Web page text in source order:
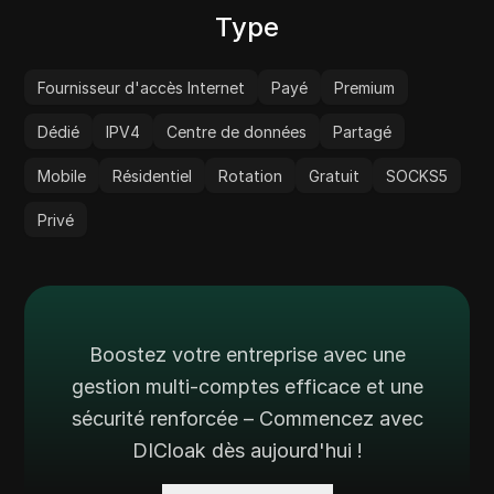
Type
Fournisseur d'accès Internet Payé Premium
Dédié IPV4 Centre de données Partagé
Mobile Résidentiel Rotation Gratuit SOCKS5
Privé
Boostez votre entreprise avec une
gestion multi-comptes efficace et une
sécurité renforcée – Commencez avec
DICloak dès aujourd'hui !